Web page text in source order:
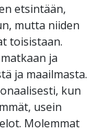
etsintään,
mutta niiden
toisistaan.
ja
ja maailmasta.
kun
usein
Molemmat